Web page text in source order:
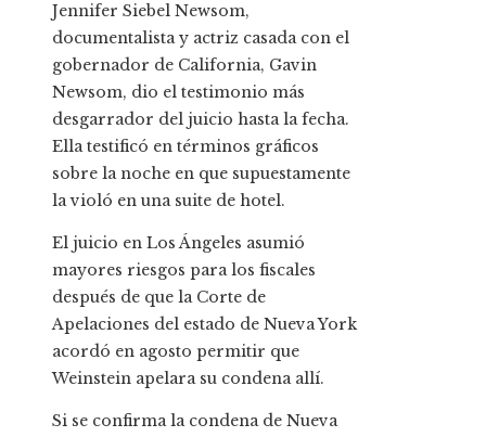
Jennifer Siebel Newsom,
documentalista y actriz casada con el
gobernador de California, Gavin
Newsom, dio el testimonio más
desgarrador del juicio hasta la fecha.
Ella testificó en términos gráficos
sobre la noche en que supuestamente
la violó en una suite de hotel.
El juicio en Los Ángeles asumió
mayores riesgos para los fiscales
después de que la Corte de
Apelaciones del estado de Nueva York
acordó en agosto permitir que
Weinstein apelara su condena allí.
Si se confirma la condena de Nueva